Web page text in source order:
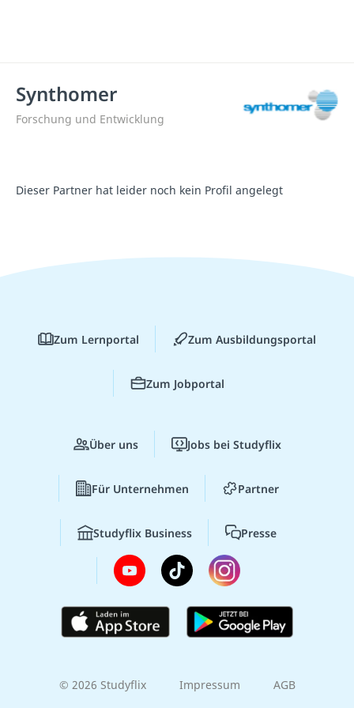
Synthomer
Forschung und Entwicklung
Dieser Partner hat leider noch kein Profil angelegt
Zum Lernportal Zum Ausbildungsportal
Zum Jobportal
Über uns Jobs bei Studyflix
Für Unternehmen Partner
Studyflix Business Presse
© 2026 Studyflix Impressum AGB